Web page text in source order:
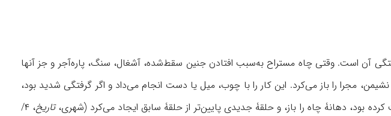
آن است. وقتی چاه مستراح به‌سبب افتادن جنین سقط‌شده، آشغال، سنگ، پاره‌آجر و جز آنها
مجرا را باز می‌کرد. این کار را با چوب، میل یا دست انجام می‌داد و اگر گرفتگی شدید بود،
بود، دهانۀ چاه را باز، و حلقۀ جدیدی پایین‌تر از حلقۀ سابق ایجاد می‌کرد (شهری،تاریخ
، ۴/